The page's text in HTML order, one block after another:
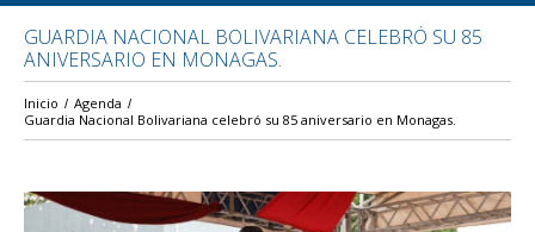
GUARDIA NACIONAL BOLIVARIANA CELEBRÓ SU 85
ANIVERSARIO EN MONAGAS.
Inicio
Agenda
Guardia Nacional Bolivariana celebró su 85 aniversario en Monagas.